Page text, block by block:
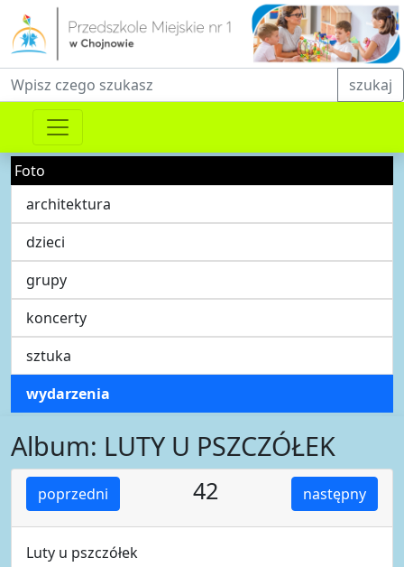
Fraza do wyszukiwania szukaj
Foto
architektura
dzieci
grupy
koncerty
sztuka
wydarzenia
Album: LUTY U PSZCZÓŁEK
poprzedni następny
42
Luty u pszczółek